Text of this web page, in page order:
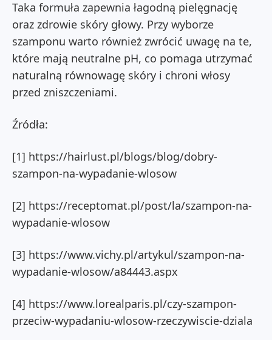
Taka formuła zapewnia łagodną pielęgnację
oraz zdrowie skóry głowy. Przy wyborze
szamponu warto również zwrócić uwagę na te,
które mają neutralne pH, co pomaga utrzymać
naturalną równowagę skóry i chroni włosy
przed zniszczeniami.
Źródła:
[1] https://hairlust.pl/blogs/blog/dobry-
szampon-na-wypadanie-wlosow
[2] https://receptomat.pl/post/la/szampon-na-
wypadanie-wlosow
[3] https://www.vichy.pl/artykul/szampon-na-
wypadanie-wlosow/a84443.aspx
[4] https://www.lorealparis.pl/czy-szampon-
przeciw-wypadaniu-wlosow-rzeczywiscie-dziala